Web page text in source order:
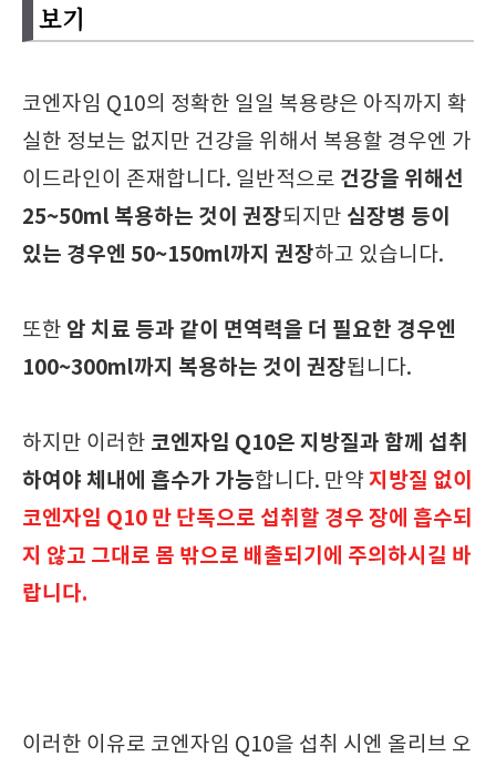
보기
코엔자임 Q10의 정확한 일일 복용량은 아직까지 확
실한 정보는 없지만 건강을 위해서 복용할 경우엔 가
이드라인이 존재합니다. 일반적으로 건강을 위해선
25~50ml 복용하는 것이 권장되지만 심장병 등이
있는 경우엔 50~150ml까지 권장하고 있습니다.
또한 암 치료 등과 같이 면역력을 더 필요한 경우엔
100~300ml까지 복용하는 것이 권장됩니다.
하지만 이러한 코엔자임 Q10은 지방질과 함께 섭취
하여야 체내에 흡수가 가능합니다. 만약 지방질 없이
코엔자임 Q10 만 단독으로 섭취할 경우 장에 흡수되
지 않고 그대로 몸 밖으로 배출되기에 주의하시길 바
랍니다.
이러한 이유로 코엔자임 Q10을 섭취 시엔 올리브 오